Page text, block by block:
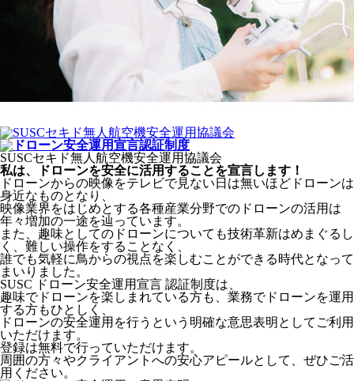
SUSCセキド無人航空機安全運用協議会
私は、ドローンを安全に活用することを宣言します！
ドローンからの映像をテレビで見ない日は無いほどドローンは
身近なものとなり、
映像業界をはじめとする各種産業分野でのドローンの活用は
年々増加の一途を辿っています。
また、趣味としてのドローンについても技術革新はめまぐるし
く、難しい操作をすることなく、
誰でも気軽に鳥からの視点を楽しむことができる時代となって
まいりました。
SUSC ドローン安全運用宣言 認証制度は、
趣味でドローンを楽しまれている方も、業務でドローンを運用
する方もひとしく、
ドローンの安全運用を行うという明確な意思表明としてご利用
いただけます。
登録は無料で行っていただけます。
周囲の方々やクライアントへの安心アピールとして、ぜひご活
用ください。